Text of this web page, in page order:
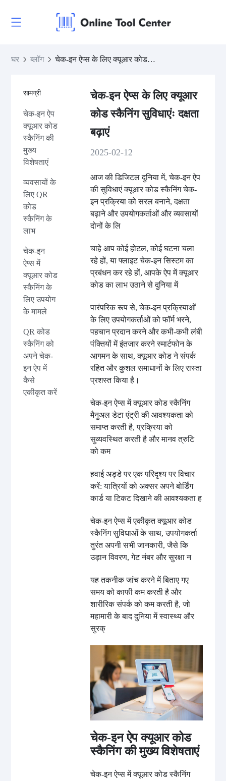
घर ब्लॉग चेक-इन ऐप्स के लिए क्यूआर कोड स्कैनिंग सुविधाएंः दक्षता बढ़ाएं
सामग्री
चेक-इन ऐप
क्यूआर कोड
स्कैनिंग की
मुख्य
विशेषताएं
व्यवसायों के
लिए QR
कोड
स्कैनिंग के
लाभ
चेक-इन
ऐप्स में
क्यूआर कोड
स्कैनिंग के
लिए उपयोग
के मामले
QR कोड
स्कैनिंग को
अपने चेक-
इन ऐप में
कैसे
एकीकृत करें
चेक-इन ऐप्स के लिए क्यूआर
कोड स्कैनिंग सुविधाएंः दक्षता
बढ़ाएं
2025-02-12
आज की डिजिटल दुनिया में, चेक-इन ऐप
की सुविधाएं क्यूआर कोड स्कैनिंग चेक-
इन प्रक्रिया को सरल बनाने, दक्षता
बढ़ाने और उपयोगकर्ताओं और व्यवसायों
दोनों के लि
चाहे आप कोई होटल, कोई घटना चला
रहे हों, या फ्लाइट चेक-इन सिस्टम का
प्रबंधन कर रहे हों, आपके ऐप में क्यूआर
कोड का लाभ उठाने से दुनिया में
पारंपरिक रूप से, चेक-इन प्रक्रियाओं
के लिए उपयोगकर्ताओं को फॉर्म भरने,
पहचान प्रदान करने और कभी-कभी लंबी
पंक्तियों में इंतजार करने स्मार्टफोन के
आगमन के साथ, क्यूआर कोड ने संपर्क
रहित और कुशल समाधानों के लिए रास्ता
प्रशस्त किया है।
चेक-इन ऐप्स में क्यूआर कोड स्कैनिंग
मैनुअल डेटा एंट्री की आवश्यकता को
समाप्त करती है, प्रक्रिया को
सुव्यवस्थित करती है और मानव त्रुटि
को कम
हवाई अड्डे पर एक परिदृश्य पर विचार
करें: यात्रियों को अक्सर अपने बोर्डिंग
कार्ड या टिकट दिखाने की आवश्यकता ह
चेक-इन ऐप्स में एकीकृत क्यूआर कोड
स्कैनिंग सुविधाओं के साथ, उपयोगकर्ता
तुरंत अपनी सभी जानकारी, जैसे कि
उड़ान विवरण, गेट नंबर और सुरक्षा न
यह तकनीक जांच करने में बिताए गए
समय को काफी कम करती है और
शारीरिक संपर्क को कम करती है, जो
महामारी के बाद दुनिया में स्वास्थ्य और
सुरक्
चेक-इन ऐप क्यूआर कोड
स्कैनिंग की मुख्य विशेषताएं
चेक-इन ऐप्स में क्यूआर कोड स्कैनिंग